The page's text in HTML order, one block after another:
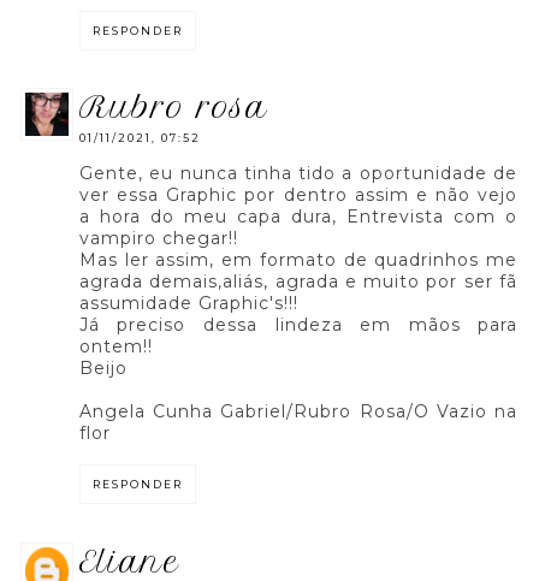
RESPONDER
rubro rosa
01/11/2021, 07:52
Gente, eu nunca tinha tido a oportunidade de
ver essa Graphic por dentro assim e não vejo
a hora do meu capa dura, Entrevista com o
vampiro chegar!!
Mas ler assim, em formato de quadrinhos me
agrada demais,aliás, agrada e muito por ser fã
assumidade Graphic's!!!
Já preciso dessa lindeza em mãos para
ontem!!
Beijo
Angela Cunha Gabriel/Rubro Rosa/O Vazio na
flor
RESPONDER
eliane